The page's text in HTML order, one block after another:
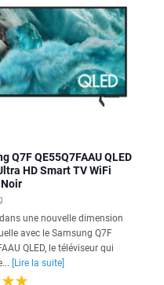
Q7F QE55Q7FAAU QLED
HD Smart TV WiFi
une nouvelle dimension
avec le Samsung Q7F
QLED, le téléviseur qui
[Lire la suite]